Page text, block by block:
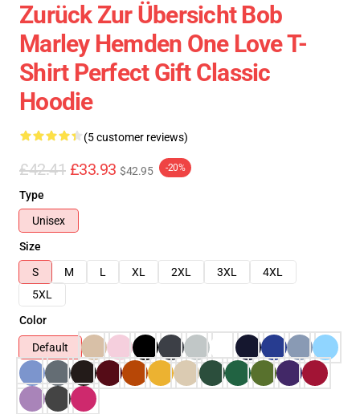
Zurück Zur Übersicht Bob
Marley Hemden One Love T-
Shirt Perfect Gift Classic
Hoodie
(5 customer reviews)
£42.41 £33.93 $42.95 -20%
Type
Unisex
Size
S
M L XL 2XL 3XL
4XL
5XL
Color
Default